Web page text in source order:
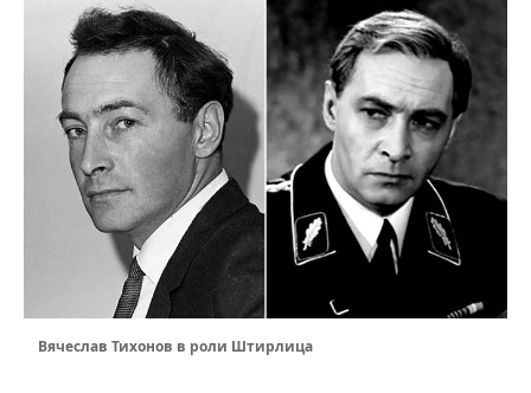
Вячеслав Тихонов в роли Штирлица